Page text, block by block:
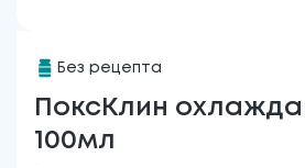
Без рецепта
ПоксКлин
100мл